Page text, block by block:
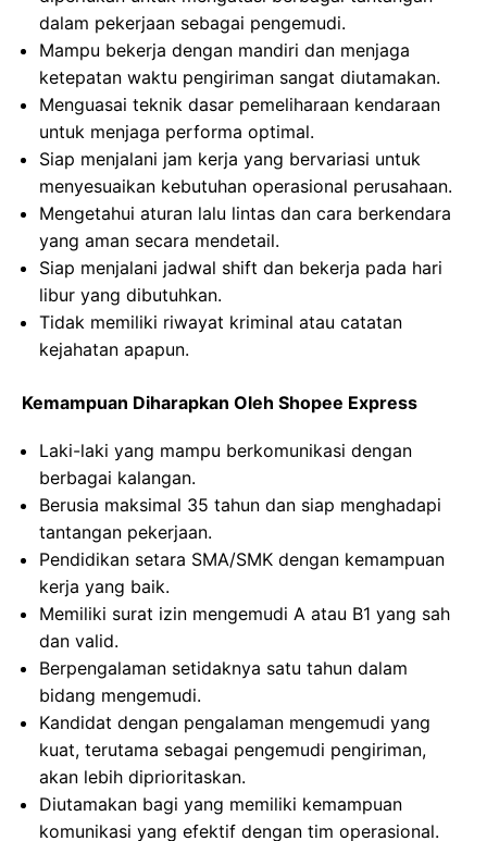
dalam pekerjaan sebagai pengemudi.
Mampu bekerja dengan mandiri dan menjaga
ketepatan waktu pengiriman sangat diutamakan.
Menguasai teknik dasar pemeliharaan kendaraan
untuk menjaga performa optimal.
Siap menjalani jam kerja yang bervariasi untuk
menyesuaikan kebutuhan operasional perusahaan.
Mengetahui aturan lalu lintas dan cara berkendara
yang aman secara mendetail.
Siap menjalani jadwal shift dan bekerja pada hari
libur yang dibutuhkan.
Tidak memiliki riwayat kriminal atau catatan
kejahatan apapun.
Kemampuan Diharapkan Oleh Shopee Express
Laki-laki yang mampu berkomunikasi dengan
berbagai kalangan.
Berusia maksimal 35 tahun dan siap menghadapi
tantangan pekerjaan.
Pendidikan setara SMA/SMK dengan kemampuan
kerja yang baik.
Memiliki surat izin mengemudi A atau B1 yang sah
dan valid.
Berpengalaman setidaknya satu tahun dalam
bidang mengemudi.
Kandidat dengan pengalaman mengemudi yang
kuat, terutama sebagai pengemudi pengiriman,
akan lebih diprioritaskan.
Diutamakan bagi yang memiliki kemampuan
komunikasi yang efektif dengan tim operasional.